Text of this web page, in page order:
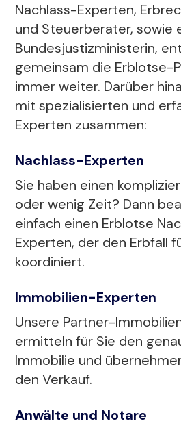
Nachlass-Experten,
und Steuerberater, sowie
Bundesjustizministerin,
gemeinsam die Erblotse-
immer weiter. Darüber
mit spezialisierten und
Experten zusammen:
Nachlass-Experten
Sie haben einen
oder wenig Zeit? Dann
einfach einen Erblotse
Experten, der den Erbfall
koordiniert.
Immobilien-Experten
Unsere Partner-
ermitteln für Sie den
Immobilie und
den Verkauf.
Anwälte und Notare